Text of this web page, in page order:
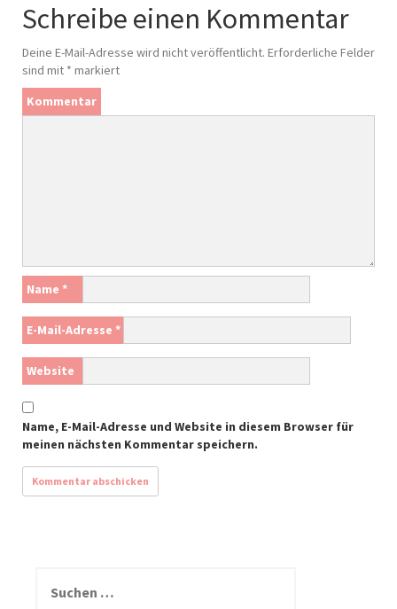
Schreibe einen Kommentar
Deine E-Mail-Adresse wird nicht veröffentlicht. Erforderliche Felder
sind mit * markiert
Kommentar
Name *
E-Mail-Adresse *
Website
Name, E-Mail-Adresse und Website in diesem Browser für
meinen nächsten Kommentar speichern.